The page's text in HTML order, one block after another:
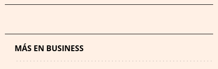
MÁS EN BUSINESS